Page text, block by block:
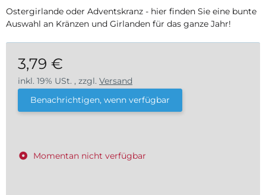
Ostergirlande oder Adventskranz - hier finden Sie eine bunte
Auswahl an Kränzen und Girlanden für das ganze Jahr!
3,79 €
inkl. 19% USt. , zzgl. Versand
Benachrichtigen, wenn verfügbar
Momentan nicht verfügbar